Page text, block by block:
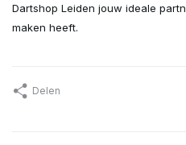
Dartshop Leiden jouw ideale
maken heeft.
Delen